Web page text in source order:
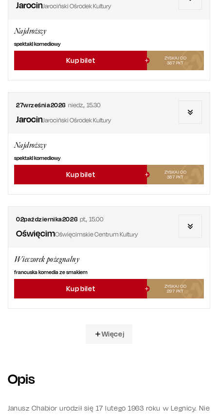
JarocinJarociński Ośrodek Kultury
Najdroższy
spektakl komediowy
Kup bilet
ZYSKAJ OD
387 PKT
27września2026 niedz., 15.30
JarocinJarociński Ośrodek Kultury
Najdroższy
spektakl komediowy
Kup bilet
ZYSKAJ OD
387 PKT
02października2026 pt.,15.00
OświęcimOświęcimskie Centrum Kultury
Wieczorek pożegnalny
francuska komedia ze smakiem
Kup bilet
ZYSKAJ OD
297 PKT
Więcej
Opis
Janusz Chabior urodził się 17 lutego 1963 roku w Legnicy. Nie